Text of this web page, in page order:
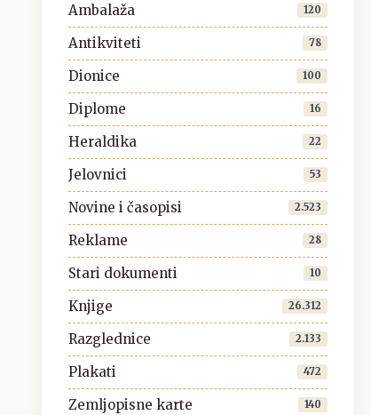
Ambalaža 120
Antikviteti 78
Dionice 100
Diplome 16
Heraldika 22
Jelovnici 53
Novine i časopisi 2.523
Reklame 28
Stari dokumenti 10
Knjige 26.312
Razglednice 2.133
Plakati 472
Zemljopisne karte 140